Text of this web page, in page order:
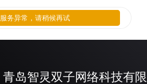
青岛智灵双子网络科技有
服务异常，请稍候再试